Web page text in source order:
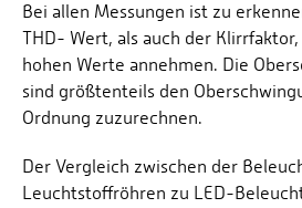
Bei allen Messungen ist zu
THD- Wert, als auch der
hohen Werte annehmen. Die
sind größtenteils den
Ordnung zuzurechnen.
Der Vergleich zwischen der
Leuchtstoffröhren zu LED-